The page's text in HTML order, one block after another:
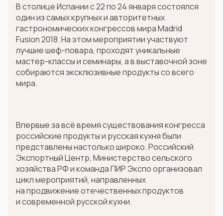
В столице Испании с 22 по 24 января состоялся
один из самых крупных и авторитетных
гастрономических конгрессов мира Madrid
Fusion 2018. На этом мероприятии участвуют
лучшие шеф-повара, проходят уникальные
мастер-классы и семинары, а в выставочной зоне
собираются эксклюзивные продукты со всего
мира.
Впервые за всё время существования конгресса
российские продукты и русская кухня были
представлены настолько широко. Российский
Экспортный Центр, Министерство сельского
хозяйства РФ и команда ПИР Экспо организовал
цикл мероприятий, направленных
на продвижение отечественных продуктов
и современной русской кухни.